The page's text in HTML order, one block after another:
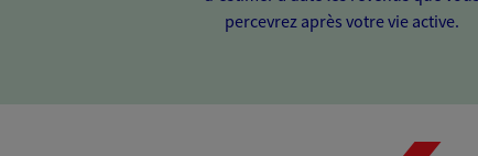
percevrez après votre vie active.